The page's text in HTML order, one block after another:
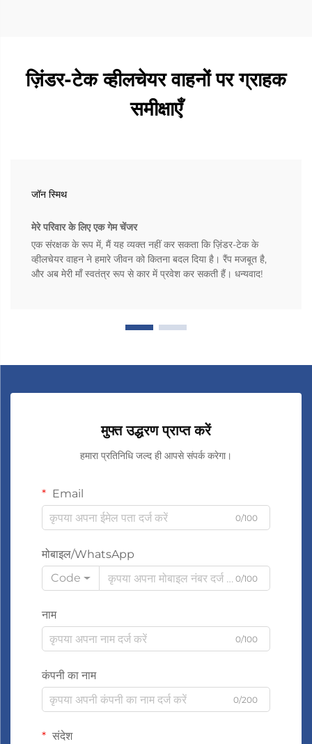
ज़िंडर-टेक व्हीलचेयर वाहनों पर ग्राहक
समीक्षाएँ
जॉन स्मिथ
मेरे परिवार के लिए एक गेम चेंजर
एक संरक्षक के रूप में, मैं यह व्यक्त नहीं कर सकता कि ज़िंडर-टेक के
व्हीलचेयर वाहन ने हमारे जीवन को कितना बदल दिया है। रैंप मजबूत है,
और अब मेरी माँ स्वतंत्र रूप से कार में प्रवेश कर सकती हैं। धन्यवाद!
मुफ्त उद्धरण प्राप्त करें
हमारा प्रतिनिधि जल्द ही आपसे संपर्क करेगा।
Email
0/100
मोबाइल/WhatsApp
Code
0/100
नाम
0/100
कंपनी का नाम
0/200
संदेश